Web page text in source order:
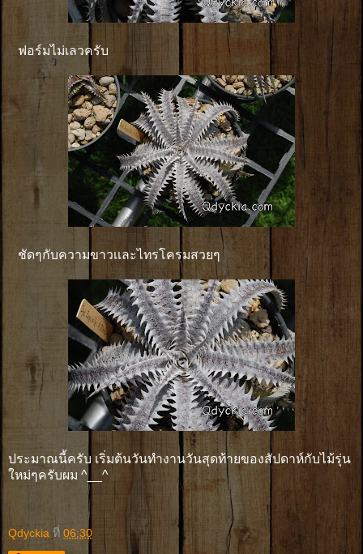
ฟอร์มไม่เลวครับ
ชัดๆกับความขาวเเละไทรโครมสวยๆ
ประมาณนี้ครับ เริ่มต้นวันทำงานวันสุดท้ายของสัปดาห์กับไม้รุ่น
ใหม่ๆครับผม ^__^
Qdyckia ที่ 06:30